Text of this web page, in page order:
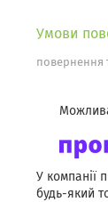
повернення
У компанії
будь-який